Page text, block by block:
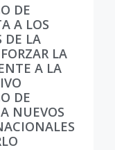
DE
A LOS
DE LA
LA
A LA
DE
NUEVOS